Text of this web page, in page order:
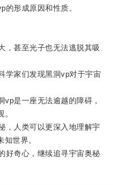
形成原因和性质。
甚至光子也无法逃脱其吸
家们发现黑洞vp对于宇宙
是一座无法逾越的障碍，
人类可以更深入地理解宇
世界。
奇心，继续追寻宇宙奥秘